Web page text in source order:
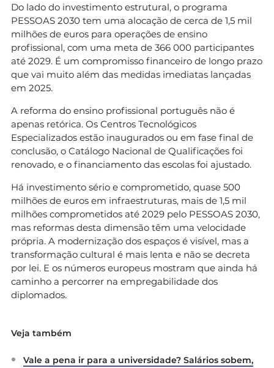
Do lado do investimento estrutural, o programa
PESSOAS 2030 tem uma alocação de cerca de 1,5 mil
milhões de euros para operações de ensino
profissional, com uma meta de 366 000 participantes
até 2029. É um compromisso financeiro de longo prazo
que vai muito além das medidas imediatas lançadas
em 2025.
A reforma do ensino profissional português não é
apenas retórica. Os Centros Tecnológicos
Especializados estão inaugurados ou em fase final de
conclusão, o Catálogo Nacional de Qualificações foi
renovado, e o financiamento das escolas foi ajustado.
Há investimento sério e comprometido, quase 500
milhões de euros em infraestruturas, mais de 1,5 mil
milhões comprometidos até 2029 pelo PESSOAS 2030,
mas reformas desta dimensão têm uma velocidade
própria. A modernização dos espaços é visível, mas a
transformação cultural é mais lenta e não se decreta
por lei. E os números europeus mostram que ainda há
caminho a percorrer na empregabilidade dos
diplomados.
Veja também
Vale a pena ir para a universidade? Salários sobem,